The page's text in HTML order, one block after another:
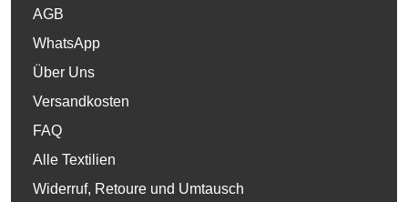
AGB
WhatsApp
Über Uns
Versandkosten
FAQ
Alle Textilien
Widerruf, Retoure und Umtausch